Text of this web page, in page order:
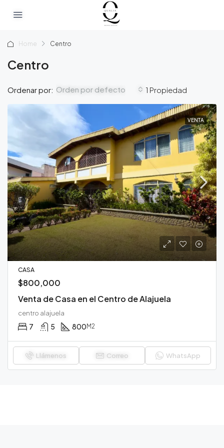
Home Centro
Centro
1 Propiedad
Ordenar por: Orden por defecto
VENTA
CASA
$800,000
Venta de Casa en el Centro de Alajuela
centro alajuela
7 5 800M2
Llámenos Correo WhatsApp